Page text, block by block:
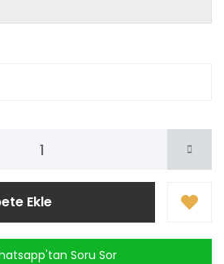
Ekle
Soru Sor